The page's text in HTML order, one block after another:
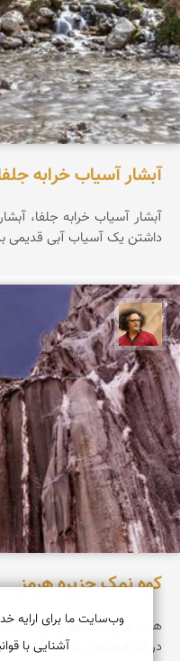
آبشار آسیاب خرابه
آبشار آسیاب خرابه جلفا،
داشتن یک آسیاب آبی قدیمی
مصطفی ربیعی بهشتی
کوه نمک جزیره هرمز
هرمز جزیره‌ رنگ‌ها‌ و عجایب
در اثر فرسایش شکل
وب‌سایت ما برای ارایه
آشنایی با